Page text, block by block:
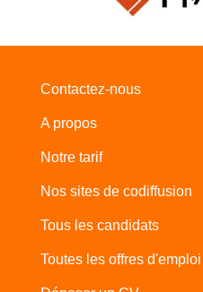
Contactez-nous
A propos
Notre tarif
Nos sites de codiffusion
Tous les candidats
Toutes les offres d'emploi